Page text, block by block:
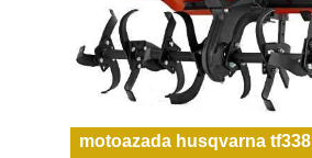
motoazada husqvarna tf338